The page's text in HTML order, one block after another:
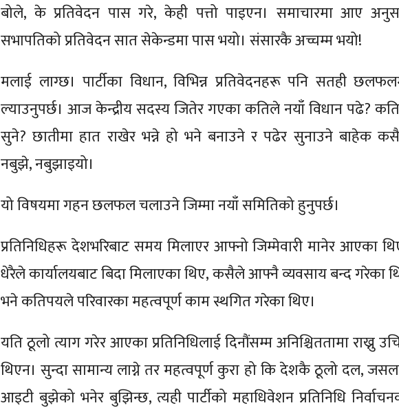
बोले, के प्रतिवेदन पास गरे, केही पत्तो पाइएन। समाचारमा आए
सभापतिको प्रतिवेदन सात सेकेन्डमा पास भयो। संसारकै अच्चम्म भयो!
मलाई लाग्छ। पार्टीका विधान, विभिन्न प्रतिवेदनहरू पनि सतही
ल्याउनुपर्छ। आज केन्द्रीय सदस्य जितेर गएका कतिले नयाँ विधान पढे?
सुने? छातीमा हात राखेर भन्ने हो भने बनाउने र पढेर सुनाउने बाहेक
नबुझे, नबुझाइयो।
यो विषयमा गहन छलफल चलाउने जिम्मा नयाँ समितिको हुनुपर्छ।
प्रतिनिधिहरू देशभरिबाट समय मिलाएर आफ्नो जिम्मेवारी मानेर आएका
धेरैले कार्यालयबाट बिदा मिलाएका थिए, कसैले आफ्नै व्यवसाय बन्द गरेका
भने कतिपयले परिवारका महत्वपूर्ण काम स्थगित गरेका थिए।
यति ठूलो त्याग गरेर आएका प्रतिनिधिलाई दिनौंसम्म अनिश्चिततामा राख्नु
थिएन। सुन्दा सामान्य लाग्ने तर महत्वपूर्ण कुरा हो कि देशकै ठूलो दल,
आइटी बुझेको भनेर बुझिन्छ, त्यही पार्टीको महाधिवेशन प्रतिनिधि